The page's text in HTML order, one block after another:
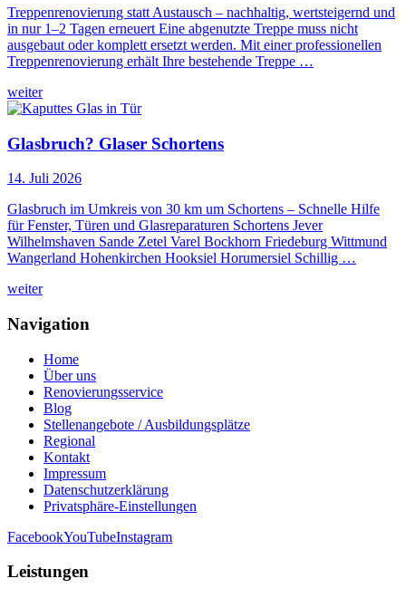
Treppenrenovierung statt Austausch – nachhaltig, wertsteigernd und
in nur 1–2 Tagen erneuert Eine abgenutzte Treppe muss nicht
ausgebaut oder komplett ersetzt werden. Mit einer professionellen
Treppenrenovierung erhält Ihre bestehende Treppe …
weiter
Glasbruch? Glaser Schortens
14. Juli 2026
Glasbruch im Umkreis von 30 km um Schortens – Schnelle Hilfe
für Fenster, Türen und Glasreparaturen Schortens Jever
Wilhelmshaven Sande Zetel Varel Bockhorn Friedeburg Wittmund
Wangerland Hohenkirchen Hooksiel Horumersiel Schillig …
weiter
Navigation
Home
Über uns
Renovierungsservice
Blog
Stellenangebote / Ausbildungsplätze
Regional
Kontakt
Impressum
Datenschutzerklärung
Privatsphäre-Einstellungen
FacebookYouTubeInstagram
Leistungen